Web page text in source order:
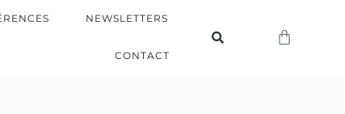
NEWSLETTERS
CONTACT